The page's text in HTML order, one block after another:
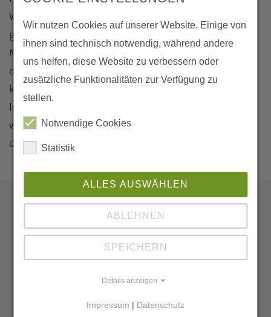
Wärme; stofflich: z.B. Dämmstoffe) aufgebaut und
gefestigt werden. Die Region Greifswald als
Modellgebiet ist besonders geeignet, da auf
der
kann. Bereits bestehende Kooperationen sollen mit
lokalen Akteur*innen intensiviert und ausgebaut
werden. Weitere Synergieeffekte ergeben sich mit
der städtisch-universitären
Wir nutzen Cookies auf unserer Website. Einige von
ihnen sind technisch notwendig, während andere
uns helfen, diese Website zu verbessern oder
zusätzliche Funktionalitäten zur Verfügung zu
stellen.
Notwendige Cookies
Statistik
ALLES AUSWÄHLEN
ABLEHNEN
SPEICHERN
Details anzeigen
Impressum | Datenschutz